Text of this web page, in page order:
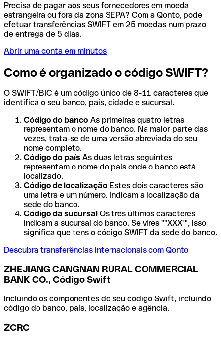
Precisa de pagar aos seus fornecedores em moeda
estrangeira ou fora da zona SEPA? Com a Qonto, pode
efetuar transferências SWIFT em 25 moedas num prazo
de entrega de 5 dias.
Abrir uma conta em minutos
Como é organizado o código SWIFT?
O SWIFT/BIC é um código único de 8-11 caracteres que
identifica o seu banco, país, cidade e sucursal.
Código do banco As primeiras quatro letras
representam o nome do banco. Na maior parte das
vezes, trata-se de uma versão abreviada do seu
nome completo.
Código do país As duas letras seguintes
representam o nome do país onde o banco está
localizado.
Código de localização Estes dois caracteres são
uma letra e um número. Indicam a localização da
sede do banco.
Código da sucursal Os três últimos caracteres
indicam a sucursal do banco. Se vires ""XXX"", isso
significa que tens o código SWIFT da sede do banco.
Descubra transferências internacionais com Qonto
ZHEJIANG CANGNAN RURAL COMMERCIAL
BANK CO., Código Swift
Incluindo os componentes do seu código Swift, incluindo
código do banco, país, localização e agência.
ZCRC